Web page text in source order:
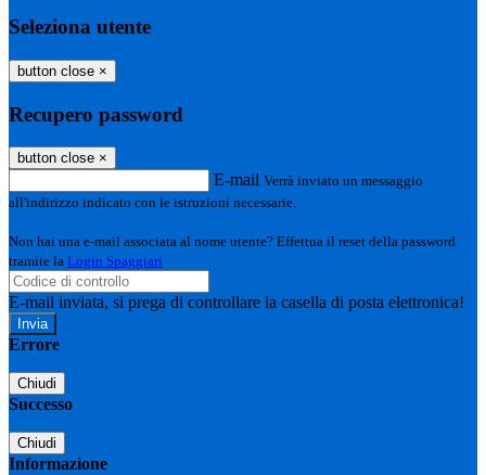
Seleziona utente
button close ×
Recupero password
button close ×
E-mail Verrà inviato un messaggio
all'indirizzo indicato con le istruzioni necessarie.
Non hai una e-mail associata al nome utente? Effettua il reset della password
tramite la Login Spaggiari
E-mail inviata, si prega di controllare la casella di posta elettronica!
Errore
Chiudi
Successo
Chiudi
Informazione